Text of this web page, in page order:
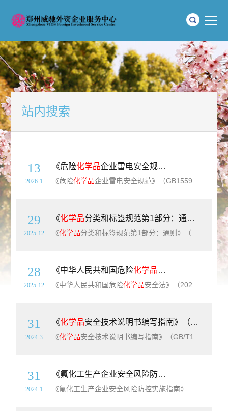
站内搜索
13
2026-1
《危险化学品企业雷电安全规范》（GB15599-2025）【全文附高清无水印PDF+Word版下载】
《危险化学品企业雷电安全规范》（GB15599-2025）【全文附高清无水印PDF+可编辑Word版下载】英文标准名称：Lightning safety specification for hazardous chemical enterprises标准简介：本文件规定了危险
29
2025-12
《化学品分类和标签规范第1部分：通则》（GB30000.1-2024）【全文附高清无水印PDF+Word版下载】
《化学品分类和标签规范第1部分：通则》（GB30000.1-2024）【全文附高清无水印PDF+可编辑Word版下载】英文标准名称：Specification for classification and labelling of chemicals—Part 1：General rules标准简介：本文件规定了与化学
28
2025-12
《中华人民共和国危险化学品安全法》（2025
《中华人民共和国危险化学品安全法》（2025年版）【全文附单行本高清无水印PDF版+word版下载】《中华人民共和国危险
31
2024-3
《化学品安全技术说明书编写指南》（GB/T17519-2013）【全文附高清无水印PDF+Word版下载】
《化学品安全技术说明书编写指南》（GB/T17519-2013）【全文附高清无水印PDF+Word版下载】英文标准名称：Guidance on the compilation of safety data sheet for chemical products简介：本标准规定了SDS中16个部分内容的编写细则、SDS
31
2024-1
《氟化工生产企业安全风险防控实施指南》（T/SCSWXHXPXH06-2023）【全文附高清PDF+Word版下载】